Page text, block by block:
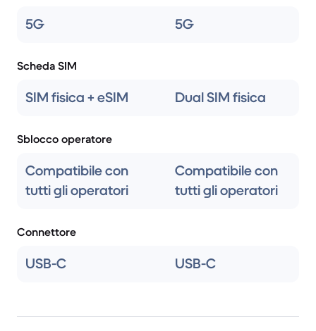
5G 5G
Scheda SIM
SIM fisica + eSIM Dual SIM fisica
Sblocco operatore
Compatibile con
tutti gli operatori
Compatibile con
tutti gli operatori
Connettore
USB-C USB-C